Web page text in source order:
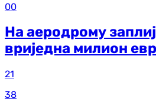
00
На аеродрому
вриједна милион
21
38